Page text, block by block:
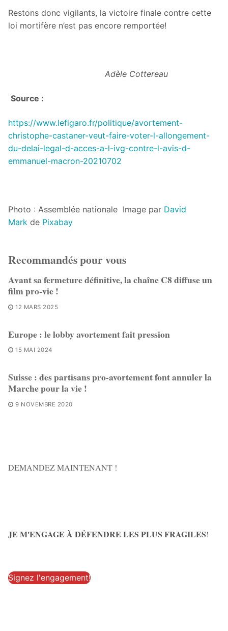
Restons donc vigilants, la victoire finale contre cette
loi mortifère n’est pas encore remportée!
Adèle Cottereau
Source :
https://www.lefigaro.fr/politique/avortement-
christophe-castaner-veut-faire-voter-l-allongement-
du-delai-legal-d-acces-a-l-ivg-contre-l-avis-d-
emmanuel-macron-20210702
Photo : Assemblée nationale Image par David
Mark de Pixabay
Recommandés pour vous
Avant sa fermeture définitive, la chaîne C8 diffuse un
film pro-vie !
12 MARS 2025
Europe : le lobby avortement fait pression
15 MAI 2024
Suisse : des partisans pro-avortement font annuler la
Marche pour la vie !
9 NOVEMBRE 2020
DEMANDEZ MAINTENANT !
JE M'ENGAGE À DÉFENDRE LES PLUS FRAGILES!
Signez l'engagement!